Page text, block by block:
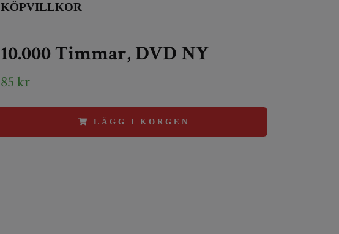
KÖPVILLKOR
10.000 Timmar, DVD NY
85 kr
LÄGG I KORGEN